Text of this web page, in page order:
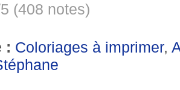
(408 notes)
: Coloriages à imprimer,